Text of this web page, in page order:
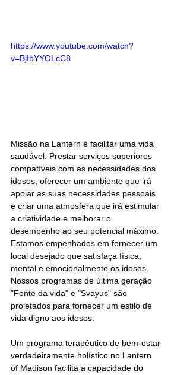
https://www.youtube.com/watch?
v=BjIbYYOLcC8
Missão na Lantern é facilitar uma vida
saudável. Prestar serviços superiores
compatíveis com as necessidades dos
idosos, oferecer um ambiente que irá
apoiar as suas necessidades pessoais
e criar uma atmosfera que irá estimular
a criatividade e melhorar o
desempenho ao seu potencial máximo.
Estamos empenhados em fornecer um
local desejado que satisfaça física,
mental e emocionalmente os idosos.
Nossos programas de última geração
"Fonte da vida" e "Svayus" são
projetados para fornecer um estilo de
vida digno aos idosos.
Um programa terapêutico de bem-estar
verdadeiramente holístico no Lantern
of Madison facilita a capacidade do